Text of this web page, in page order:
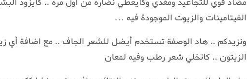
الفيتامينات والزيوت الموجودة فيه …
ونزيدكم .. هاد الوصفة تستخدم أيضل للشعر الجاف .. مع اضافة
الزيتون .. كاتخلي شعر رطب وفيه لمعان